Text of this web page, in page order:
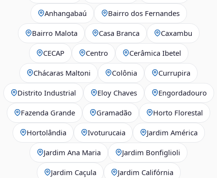
Anhangabaú Bairro dos Fernandes
Bairro Malota Casa Branca Caxambu
CECAP Centro Cerâmica Ibetel
Chácaras Maltoni Colônia Currupira
Distrito Industrial Eloy Chaves Engordadouro
Fazenda Grande Gramadão Horto Florestal
Hortolândia Ivoturucaia Jardim América
Jardim Ana Maria Jardim Bonfiglioli
Jardim Caçula Jardim Califórnia